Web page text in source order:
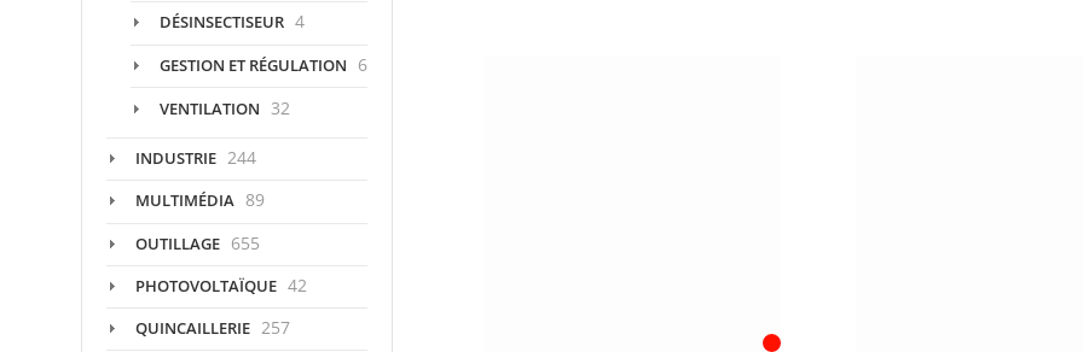
DÉSINSECTISEUR 4
GESTION ET RÉGULATION 6
VENTILATION 32
INDUSTRIE 244
MULTIMÉDIA 89
OUTILLAGE 655
PHOTOVOLTAÏQUE 42
QUINCAILLERIE 257